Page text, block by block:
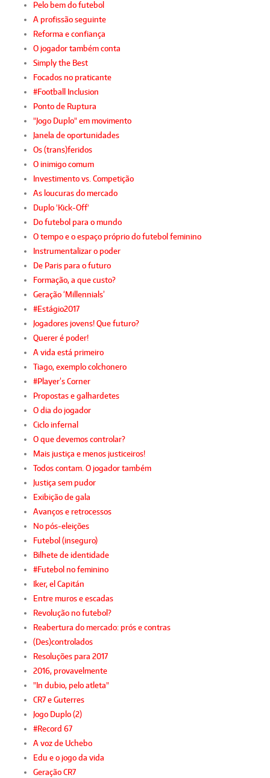
Pelo bem do futebol
A profissão seguinte
Reforma e confiança
O jogador também conta
Simply the Best
Focados no praticante
#Football Inclusion
Ponto de Ruptura
"Jogo Duplo" em movimento
Janela de oportunidades
Os (trans)feridos
O inimigo comum
Investimento vs. Competição
As loucuras do mercado
Duplo 'Kick-Off'
Do futebol para o mundo
O tempo e o espaço próprio do futebol feminino
Instrumentalizar o poder
De Paris para o futuro
Formação, a que custo?
Geração ‘Millennials’
#Estágio2017
Jogadores jovens! Que futuro?
Querer é poder!
A vida está primeiro
Tiago, exemplo colchonero
#Player’s Corner
Propostas e galhardetes
O dia do jogador
Ciclo infernal
O que devemos controlar?
Mais justiça e menos justiceiros!
Todos contam. O jogador também
Justiça sem pudor
Exibição de gala
Avanços e retrocessos
No pós-eleições
Futebol (inseguro)
Bilhete de identidade
#Futebol no feminino
Iker, el Capitán
Entre muros e escadas
Revolução no futebol?
Reabertura do mercado: prós e contras
(Des)controlados
Resoluções para 2017
2016, provavelmente
"In dubio, pelo atleta"
CR7 e Guterres
Jogo Duplo (2)
#Record 67
A voz de Uchebo
Edu e o jogo da vida
Geração CR7